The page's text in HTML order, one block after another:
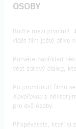
OSOBY
Buďte mezi prvními!
vidět film ještě dříve
Pozvěte například
vést zdravý dialog,
Po promítnutí filmu
Kovářovou a
pro dvě osoby.
Přispěvatele, kteří si